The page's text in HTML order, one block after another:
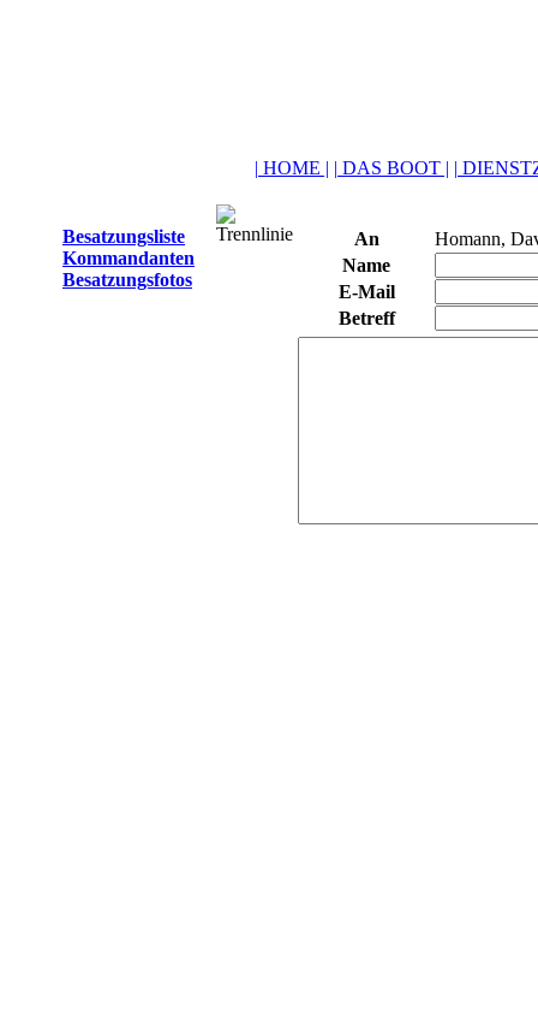
| HOME | | DAS BOOT | |
Besatzungsliste
Kommandanten
Besatzungsfotos
An
Homann,
Name
E-Mail
Betreff